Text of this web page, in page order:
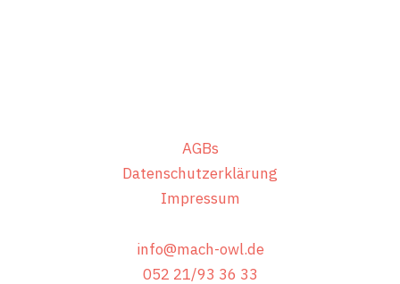
AGBs
Datenschutzerklärung
Impressum
info@mach-owl.de
052 21/93 36 33